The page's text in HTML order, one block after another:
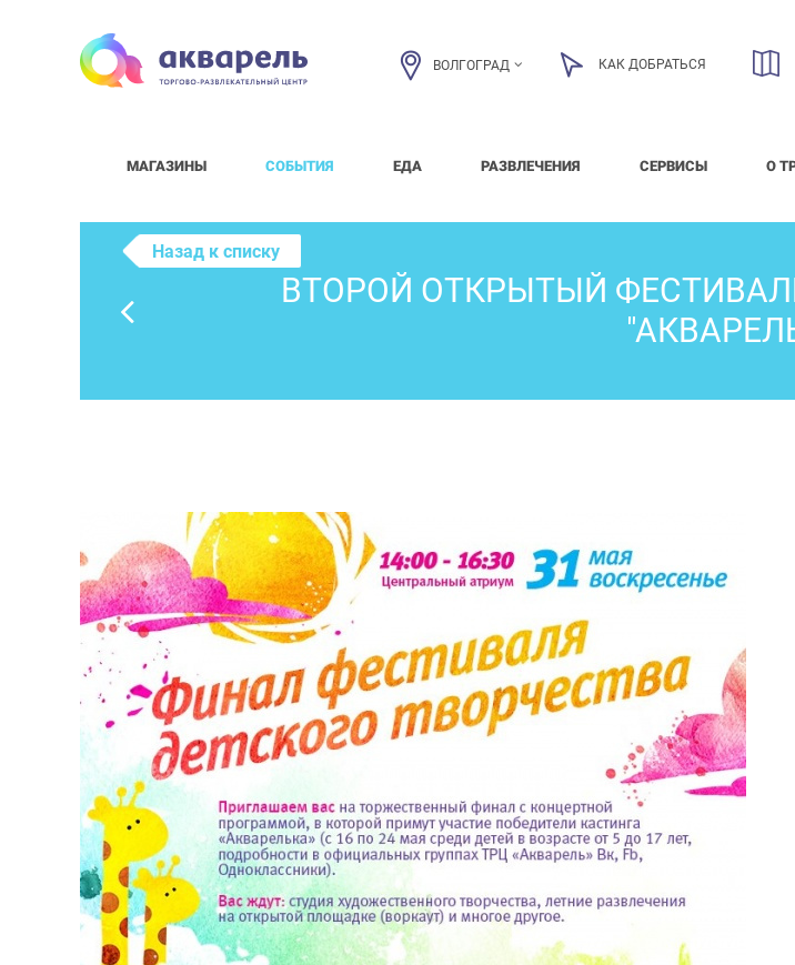
ВОЛГОГРАД КАК ДОБРАТЬСЯ
МАГАЗИНЫ СОБЫТИЯ ЕДА РАЗВЛЕЧЕНИЯ СЕРВИСЫ О
Назад к списку
ВТОРОЙ ОТКРЫТЫЙ